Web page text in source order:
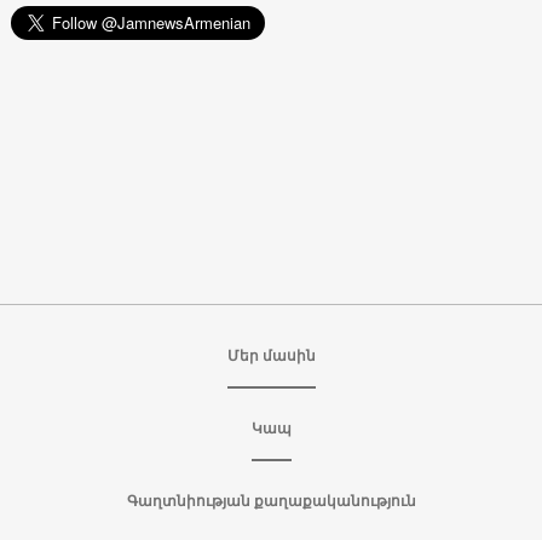
Մեր մասին
Կապ
Գաղտնիության քաղաքականություն